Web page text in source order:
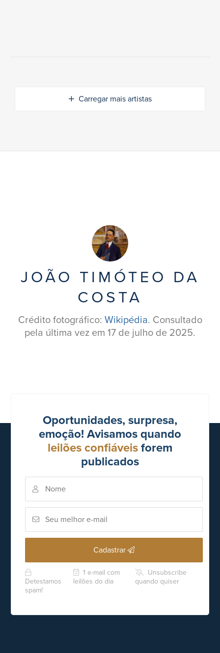
Carregar mais artistas
JOÃO TIMÓTEO DA
COSTA
Crédito fotográfico: Wikipédia. Consultado
pela última vez em 17 de julho de 2025.
Oportunidades, surpresa,
emoção! Avisamos quando
leilões confiáveis forem
publicados
Cadastrar
Detestamos
spam!
1 e-mail com
leilões do dia
Unsubscribe
quando quiser